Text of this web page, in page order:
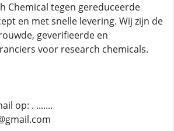
Chemical tegen gereduceerde
en met snelle levering. Wij zijn de
geverifieerde en
voor research chemicals.
op: . .......